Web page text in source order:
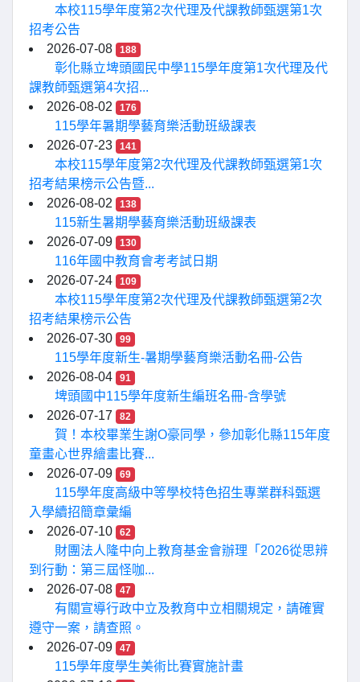
本校115學年度第2次代理及代課教師甄選第1次
招考公告
2026-07-08
188
彰化縣立埤頭國民中學115學年度第1次代理及代
課教師甄選第4次招...
2026-08-02
176
115學年暑期學藝育樂活動班級課表
2026-07-23
141
本校115學年度第2次代理及代課教師甄選第1次
招考結果榜示公告暨...
2026-08-02
138
115新生暑期學藝育樂活動班級課表
2026-07-09
130
116年國中教育會考考試日期
2026-07-24
109
本校115學年度第2次代理及代課教師甄選第2次
招考結果榜示公告
2026-07-30
99
115學年度新生-暑期學藝育樂活動名冊-公告
2026-08-04
91
埤頭國中115學年度新生編班名冊-含學號
2026-07-17
82
賀！本校畢業生謝O豪同學，參加彰化縣115年度
童畫心世界繪畫比賽...
2026-07-09
69
115學年度高級中等學校特色招生專業群科甄選
入學續招簡章彙編
2026-07-10
62
財團法人隆中向上教育基金會辦理「2026從思辨
到行動：第三屆怪咖...
2026-07-08
47
有關宣導行政中立及教育中立相關規定，請確實
遵守一案，請查照。
2026-07-09
47
115學年度學生美術比賽實施計畫